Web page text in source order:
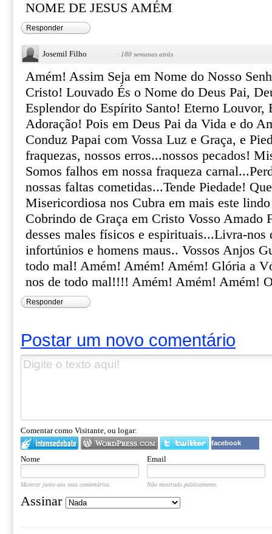
NOME DE JESUS AMÉM
Responder
Josemil Filho · 180 semanas atrás
Amém! Assim Seja em Nome do Nosso
Cristo! Louvado És o Nome do Deus Pai,
Esplendor do Espírito Santo! Eterno Louvor,
Adoração! Pois em Deus Pai da Vida e do
Conduz Papai com Vossa Luz e Graça, e
fraquezas, nossos erros...nossos pecados!
Somos falhos em nossa fraqueza
nossas faltas cometidas...Tende Piedade!
Misericordiosa nos Cubra em mais este lindo
Cobrindo de Graça em Cristo Vosso Amado
desses males físicos e espirituais...Livra-nos
infortúnios e homens maus.. Vossos Anjos
todo mal! Amém! Amém! Amém! Glória a
nos de todo mal!!!! Amém! Amém! Amém!
Responder
Postar um novo comentário
Comentar como Visitante, ou logar:
facebook
Nome Email
Mostrar junto aos seus comentários. Não mostrado publicamente.
Assinar